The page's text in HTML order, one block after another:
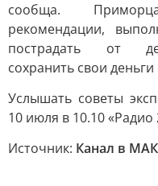
сообща.
рекомендации,
пострадать от
сохранить свои
Услышать советы
10 июля в 10.10 «Радио
Источник: Канал в